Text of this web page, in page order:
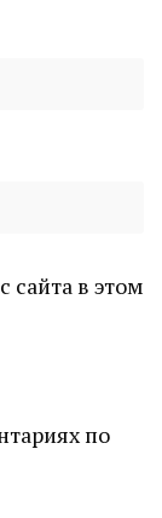
сайта в этом
по